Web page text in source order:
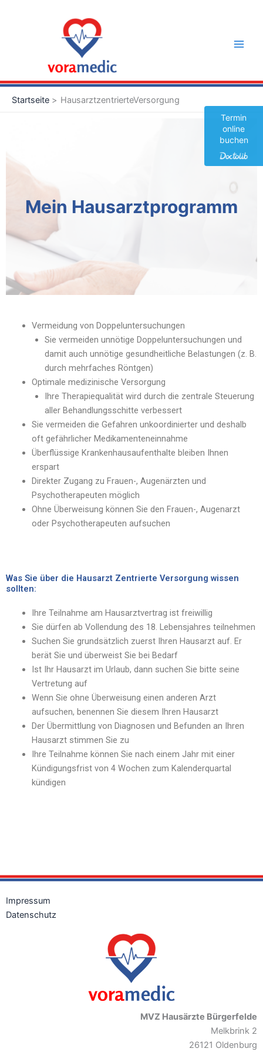
Startseite HausarztzentrierteVersorgung
Mein Hausarztprogramm
Termin
online
buchen
Vermeidung von Doppeluntersuchungen
Sie vermeiden unnötige Doppeluntersuchungen und
damit auch unnötige gesundheitliche Belastungen (z. B.
durch mehrfaches Röntgen)
Optimale medizinische Versorgung
Ihre Therapiequalität wird durch die zentrale Steuerung
aller Behandlungsschitte verbessert
Sie vermeiden die Gefahren unkoordinierter und deshalb
oft gefährlicher Medikamenteneinnahme
Überflüssige Krankenhausaufenthalte bleiben Ihnen
erspart
Direkter Zugang zu Frauen-, Augenärzten und
Psychotherapeuten möglich
Ohne Überweisung können Sie den Frauen-, Augenarzt
oder Psychotherapeuten aufsuchen
Was Sie über die Hausarzt Zentrierte Versorgung wissen
sollten:
Ihre Teilnahme am Hausarztvertrag ist freiwillig
Sie dürfen ab Vollendung des 18. Lebensjahres teilnehmen
Suchen Sie grundsätzlich zuerst Ihren Hausarzt auf. Er
berät Sie und überweist Sie bei Bedarf
Ist Ihr Hausarzt im Urlaub, dann suchen Sie bitte seine
Vertretung auf
Wenn Sie ohne Überweisung einen anderen Arzt
aufsuchen, benennen Sie diesem Ihren Hausarzt
Der Übermittlung von Diagnosen und Befunden an Ihren
Hausarzt stimmen Sie zu
Ihre Teilnahme können Sie nach einem Jahr mit einer
Kündigungsfrist von 4 Wochen zum Kalenderquartal
kündigen
Impressum
Datenschutz
MVZ Hausärzte Bürgerfelde
Melkbrink 2
26121 Oldenburg